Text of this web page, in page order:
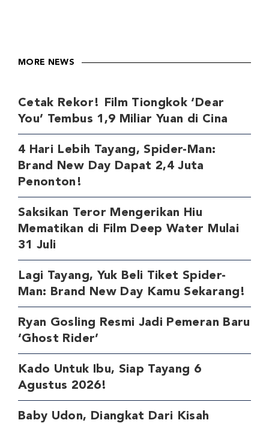
MORE NEWS
Cetak Rekor! Film Tiongkok ‘Dear
You’ Tembus 1,9 Miliar Yuan di Cina
4 Hari Lebih Tayang, Spider-Man:
Brand New Day Dapat 2,4 Juta
Penonton!
Saksikan Teror Mengerikan Hiu
Mematikan di Film Deep Water Mulai
31 Juli
Lagi Tayang, Yuk Beli Tiket Spider-
Man: Brand New Day Kamu Sekarang!
Ryan Gosling Resmi Jadi Pemeran Baru
‘Ghost Rider’
Kado Untuk Ibu, Siap Tayang 6
Agustus 2026!
Baby Udon, Diangkat Dari Kisah